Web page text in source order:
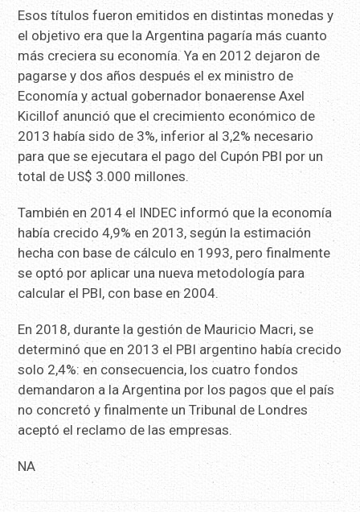
Esos títulos fueron emitidos en distintas monedas y
el objetivo era que la Argentina pagaría más cuanto
más creciera su economía. Ya en 2012 dejaron de
pagarse y dos años después el ex ministro de
Economía y actual gobernador bonaerense Axel
Kicillof anunció que el crecimiento económico de
2013 había sido de 3%, inferior al 3,2% necesario
para que se ejecutara el pago del Cupón PBI por un
total de US$ 3.000 millones.
También en 2014 el INDEC informó que la economía
había crecido 4,9% en 2013, según la estimación
hecha con base de cálculo en 1993, pero finalmente
se optó por aplicar una nueva metodología para
calcular el PBI, con base en 2004.
En 2018, durante la gestión de Mauricio Macri, se
determinó que en 2013 el PBI argentino había crecido
solo 2,4%: en consecuencia, los cuatro fondos
demandaron a la Argentina por los pagos que el país
no concretó y finalmente un Tribunal de Londres
aceptó el reclamo de las empresas.
NA